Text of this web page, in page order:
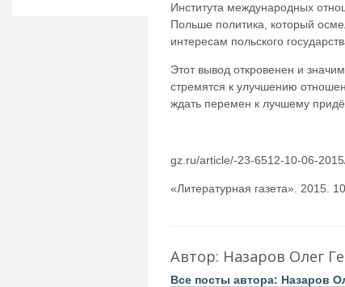
Института международных
Польше политика, который
интересам польского
Этот вывод откровенен и
стремятся к улучшению
ждать перемен к лучшему
gz.ru/article/-23-6512-10-06-
«Литературная газета». 2015.
Автор: Назаров Олег
Все посты автора: Назаров